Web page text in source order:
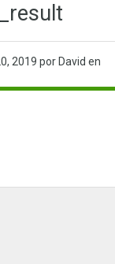
2019 por David en